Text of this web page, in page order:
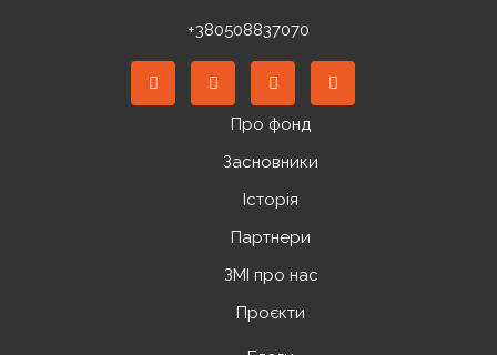
+380508837070
Про фонд
Засновники
Історія
Партнери
ЗМІ про нас
Проєкти